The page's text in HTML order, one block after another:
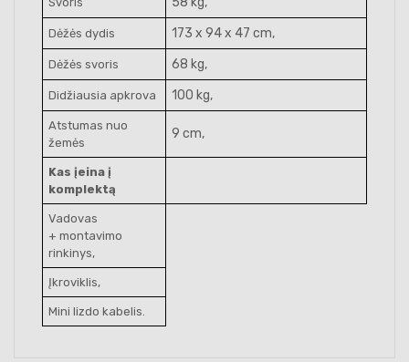
Dėžės dydis 173 x 94 x 47 cm,
Dėžės svoris 68 kg,
Didžiausia apkrova 100 kg,
Atstumas nuo
žemės
9 cm,
Kas įeina į
komplektą
Vadovas
+ montavimo
rinkinys,
Įkroviklis,
Mini lizdo kabelis.